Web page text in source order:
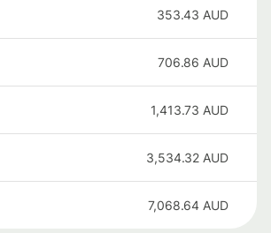
353.43 AUD
706.86 AUD
1,413.73 AUD
3,534.32 AUD
7,068.64 AUD